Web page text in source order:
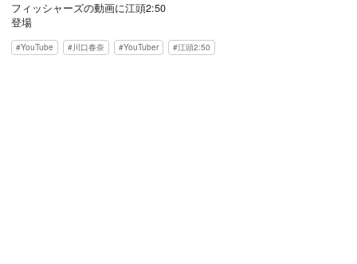
フィッシャーズの動画に江頭2:50
登場
YouTube 川口春奈 YouTuber 江頭2:50